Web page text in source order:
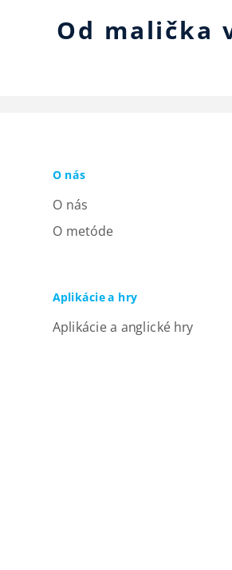
Od malička
O nás
O nás
O metóde
Aplikácie a hry
Aplikácie a anglické hry